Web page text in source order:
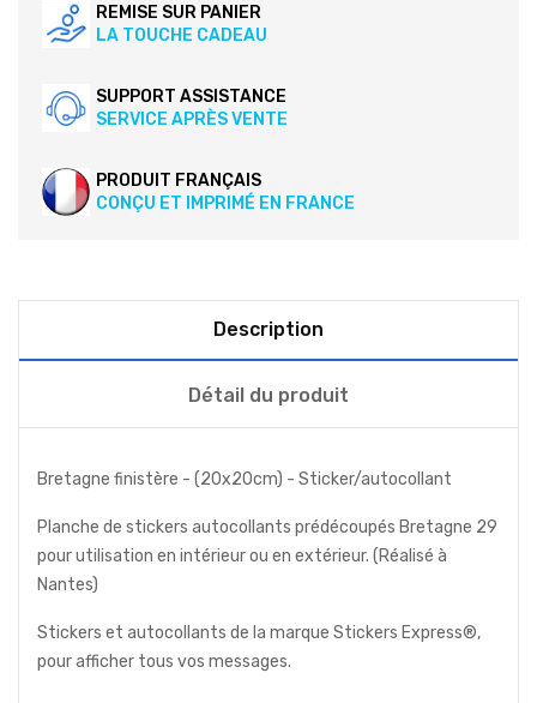
REMISE SUR PANIER
LA TOUCHE CADEAU
SUPPORT ASSISTANCE
SERVICE APRÈS VENTE
PRODUIT FRANÇAIS
CONÇU ET IMPRIMÉ EN FRANCE
Description
Détail du produit
Bretagne finistère - (20x20cm) - Sticker/autocollant
Planche de stickers autocollants prédécoupés Bretagne 29
pour utilisation en intérieur ou en extérieur. (Réalisé à
Nantes)
Stickers et autocollants de la marque Stickers Express®,
pour afficher tous vos messages.